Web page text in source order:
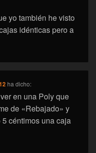
yo también he visto
idénticas pero a
ha dicho:
en una Poly que
de «Rebajado» y
céntimos una caja